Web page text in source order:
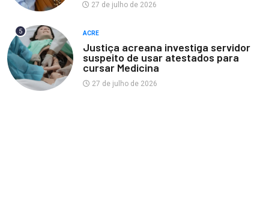
27 de julho de 2026
5 ACRE
Justiça acreana investiga servidor
suspeito de usar atestados para
cursar Medicina
27 de julho de 2026